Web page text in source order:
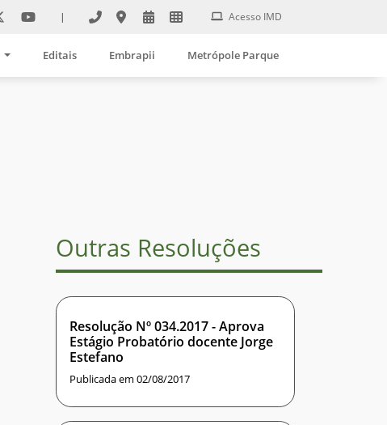
| Acesso IMD
Editais Embrapii Metrópole Parque
Outras Resoluções
Resolução Nº 034.2017 - Aprova
Estágio Probatório docente Jorge
Estefano
Publicada em 02/08/2017